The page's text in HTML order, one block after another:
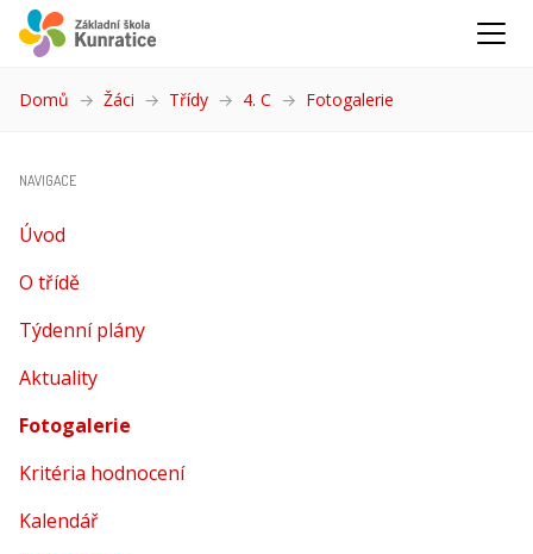
Domů Žáci Třídy 4. C Fotogalerie
NAVIGACE
Úvod
O třídě
Týdenní plány
Aktuality
Fotogalerie
Kritéria hodnocení
Kalendář